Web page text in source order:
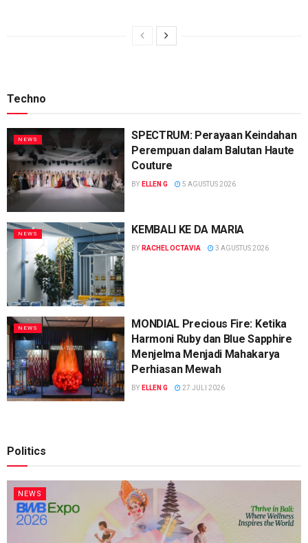
Techno
NEWS
SPECTRUM: Perayaan Keindahan
Perempuan dalam Balutan Haute
Couture
BY ELLEN G 5 AGUSTUS 2026
NEWS KEMBALI KE DA MARIA
BY RACHEL OCTAVIA 3 AGUSTUS 2026
NEWS
MONDIAL Precious Fire: Ketika
Harmoni Ruby dan Blue Sapphire
Menjelma Menjadi Mahakarya
Perhiasan Mewah
BY ELLEN G 27 JULI 2026
Politics
NEWS